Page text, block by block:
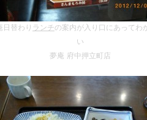
日替わり ランチの案内が入り口にあってわ
い
夢庵 府中押立町店